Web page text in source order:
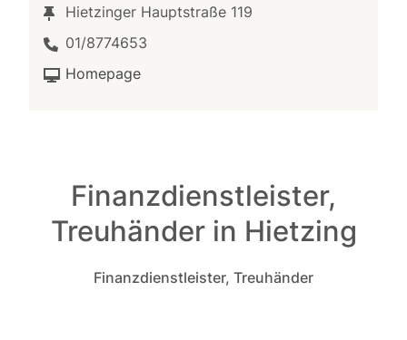
Hietzinger Hauptstraße 119
01/8774653
Homepage
Finanzdienstleister,
Treuhänder in Hietzing
Finanzdienstleister, Treuhänder